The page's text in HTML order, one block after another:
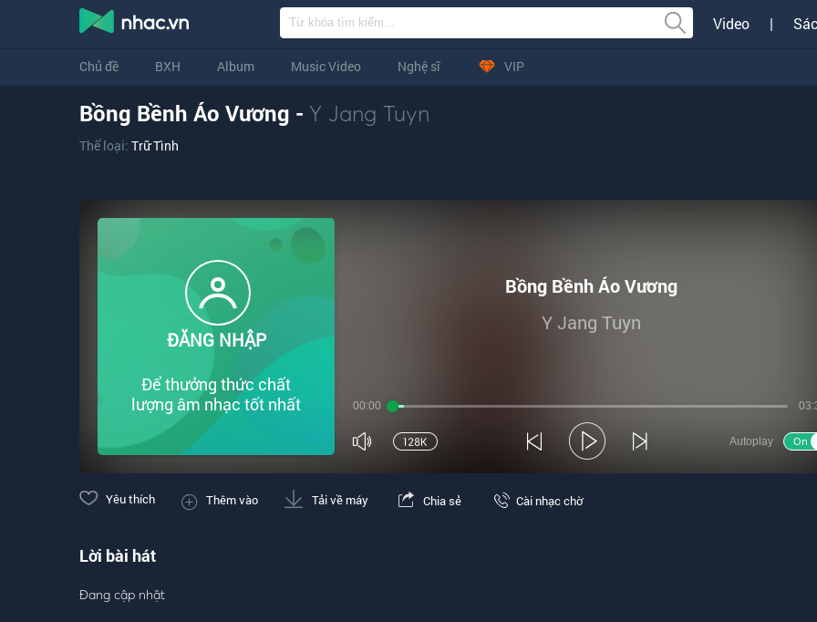
Video |
Chủ đề BXH Album Music Video Nghệ sĩ VIP
Bồng Bềnh Áo Vương - Y Jang Tuyn
Thể loại: Trữ Tình
Bồng Bềnh Áo Vương
Y Jang Tuyn
00:00
Autoplay
ĐĂNG NHẬP
Để thưởng thức chất
lượng âm nhạc tốt nhất
Yêu thích Thêm vào Tải về máy Chia sẻ Cài nhạc chờ
Lời bài hát
Đang cập nhật